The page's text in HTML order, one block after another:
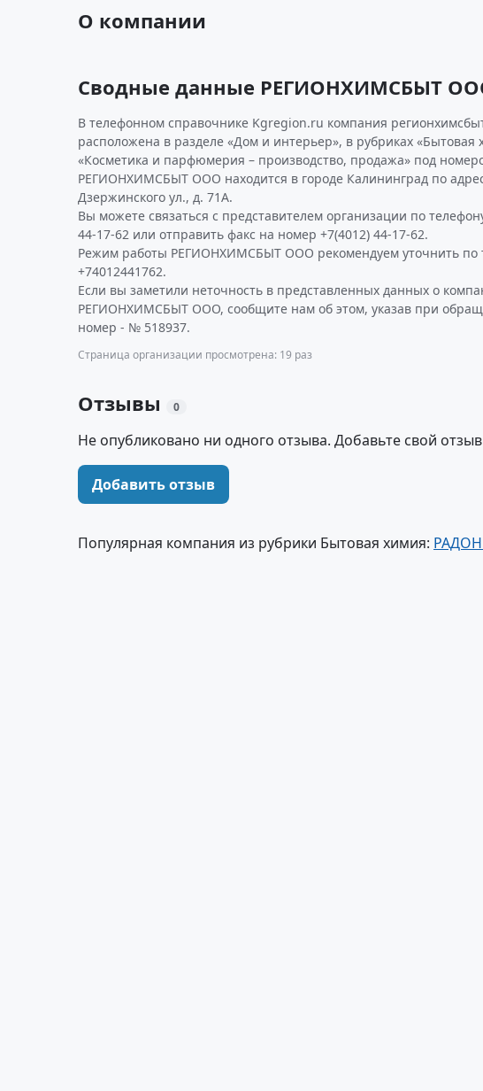
О компании
Сводные данные РЕГИОНХИМСБЫТ
В телефонном справочнике Kgregion.ru компания
расположена в разделе «Дом и интерьер», в рубриках «Бытовая
«Косметика и парфюмерия – производство, продажа» под
РЕГИОНХИМСБЫТ ООО находится в городе Калининград по
Дзержинского ул., д. 71А.
Вы можете связаться с представителем организации по
44-17-62 или отправить факс на номер +7(4012) 44-17-62.
Режим работы РЕГИОНХИМСБЫТ ООО рекомендуем уточнить по
+74012441762.
Если вы заметили неточность в представленных данных о
РЕГИОНХИМСБЫТ ООО, сообщите нам об этом, указав при
номер - № 518937.
Страница организации просмотрена: 19 раз
Отзывы 0
Не опубликовано ни одного отзыва. Добавьте свой
Добавить отзыв
Популярная компания из рубрики Бытовая химия: